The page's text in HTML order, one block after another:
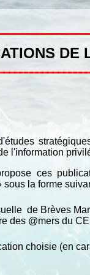
DE
l'information
ces
sous la forme
de Brèves
des @mers du
choisie (en